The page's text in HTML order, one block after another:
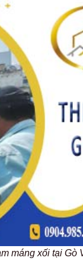
máng xối tại Gò